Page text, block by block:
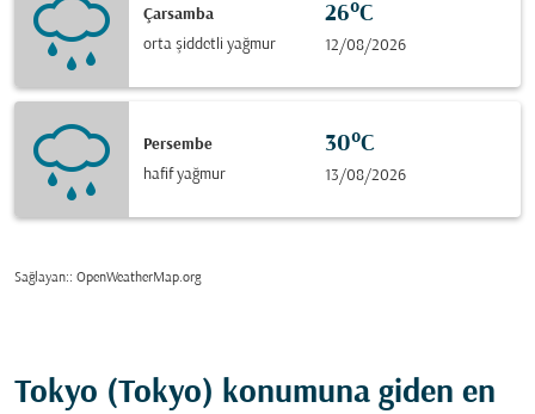
Çarsamba
orta şiddetli yağmur
26°C
12/08/2026
Persembe
hafif yağmur
30°C
13/08/2026
Sağlayan:: OpenWeatherMap.org
Tokyo (Tokyo) konumuna giden en